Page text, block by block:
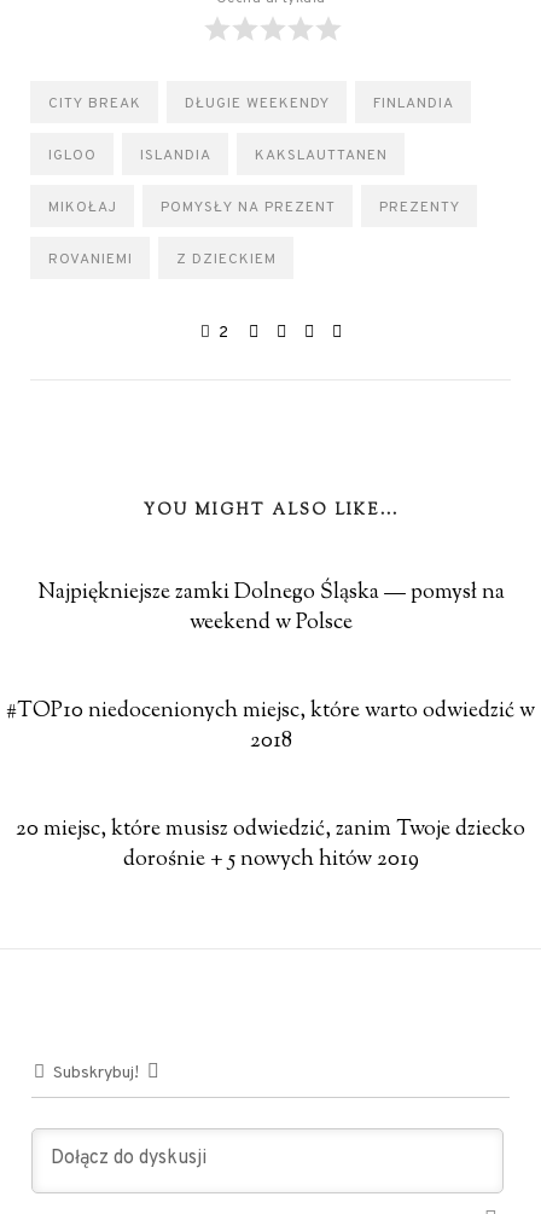
CITY BREAK DŁUGIE WEEKENDY FINLANDIA
IGLOO ISLANDIA KAKSLAUTTANEN
MIKOŁAJ POMYSŁY NA PREZENT PREZENTY
ROVANIEMI Z DZIECKIEM
2
YOU MIGHT ALSO LIKE...
Najpiękniejsze zamki Dolnego Śląska — pomysł na
weekend w Polsce
#TOP10 niedocenionych miejsc, które warto odwiedzić w
2018
20 miejsc, które musisz odwiedzić, zanim Twoje dziecko
dorośnie + 5 nowych hitów 2019
Subskrybuj!